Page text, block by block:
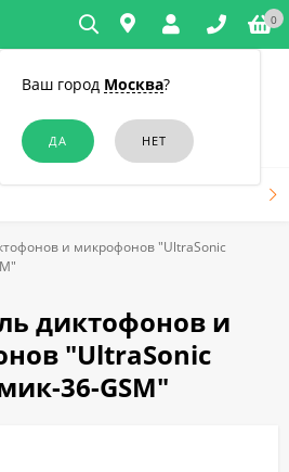
Ваш город Москва?
0
связи и диктофонов в Челябинске
и микрофонов "UltraSonic
диктофонов и
"UltraSonic
36-GSM"